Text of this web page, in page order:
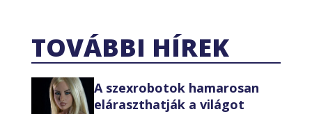
TOVÁBBI HÍREK
A szexrobotok hamarosan
eláraszthatják a világot